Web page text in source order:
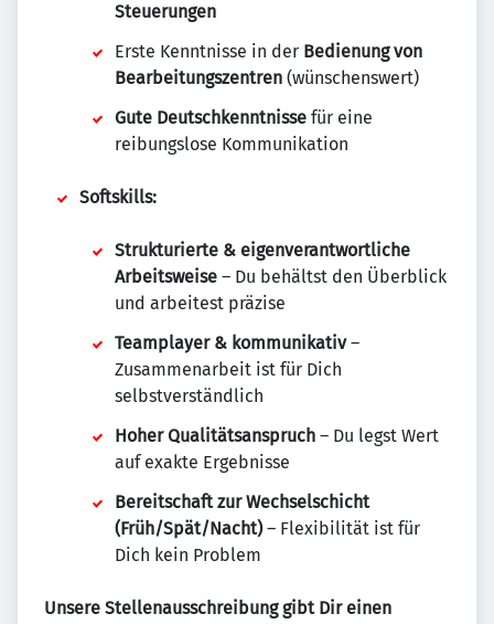
Steuerungen
Erste Kenntnisse in der Bedienung von
Bearbeitungszentren (wünschenswert)
Gute Deutschkenntnisse für eine
reibungslose Kommunikation
Softskills:
Strukturierte & eigenverantwortliche
Arbeitsweise – Du behältst den Überblick
und arbeitest präzise
Teamplayer & kommunikativ–
Zusammenarbeit ist für Dich
selbstverständlich
Hoher Qualitätsanspruch – Du legst Wert
auf exakte Ergebnisse
Bereitschaft zur Wechselschicht
(Früh/Spät/Nacht)– Flexibilität ist für
Dich kein Problem
Unsere Stellenausschreibung gibt Dir einen